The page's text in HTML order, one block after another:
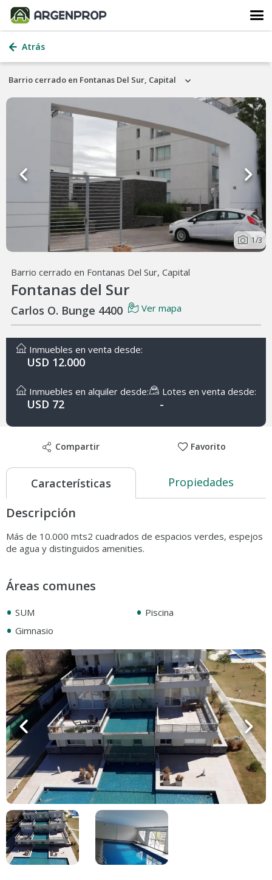
Atrás
Barrio cerrado en Fontanas Del Sur, Capital
1/3
Barrio cerrado en Fontanas Del Sur, Capital
Fontanas del Sur
Carlos O. Bunge 4400 Ver mapa
Inmuebles en venta desde:
USD 12.000
Inmuebles en alquiler desde:
USD 72
Lotes en venta desde:
-
Compartir Favorito
Características Propiedades
Descripción
Más de 10.000 mts2 cuadrados de espacios verdes, espejos
de agua y distinguidos amenities.
Áreas comunes
• SUM • Piscina
• Gimnasio